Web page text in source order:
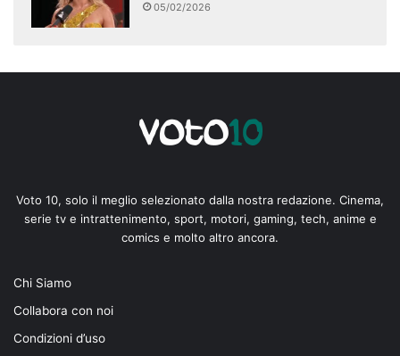
05/02/2026
Voto 10, solo il meglio selezionato dalla nostra redazione. Cinema,
serie tv e intrattenimento, sport, motori, gaming, tech, anime e
comics e molto altro ancora.
Chi Siamo
Collabora con noi
Condizioni d’uso